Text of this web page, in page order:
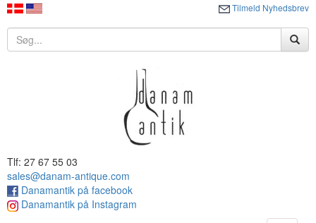
Tilmeld Nyhedsbrev
Tlf: 27 67 55 03
sales@danam-antique.com
Danamantik på facebook
Danamantik på Instagram